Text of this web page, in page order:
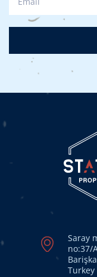
Saray
no:37/
Turkey